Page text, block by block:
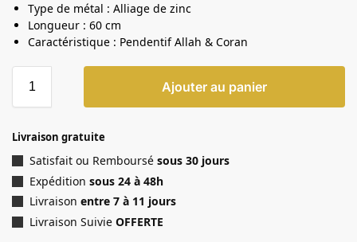
Type de métal : Alliage de zinc
Longueur : 60 cm
Caractéristique : Pendentif Allah & Coran
Ajouter au panier
Livraison gratuite
Satisfait ou Remboursé sous 30 jours
Expédition sous 24 à 48h
Livraison entre 7 à 11 jours
Livraison Suivie OFFERTE